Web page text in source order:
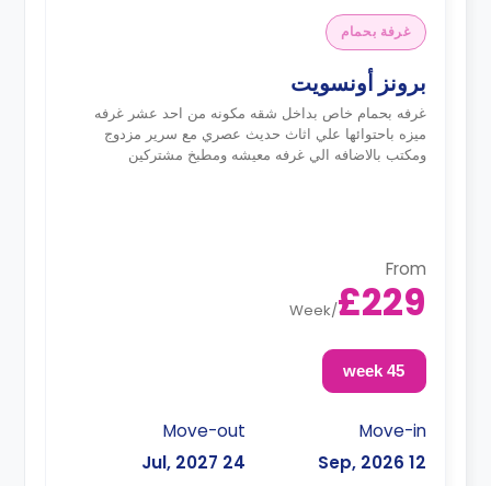
غرفة بحمام
برونز أونسويت
غرفه بحمام خاص بداخل شقه مكونه من احد عشر غرفه
ميزه باحتوائها علي اثاث حديث عصري مع سرير مزدوج
ومكتب بالاضافه الي غرفه معيشه ومطبخ مشتركين
From
£229
/
Week
45 week
Move-in
12 Sep, 2026
Move-out
24 Jul, 2027